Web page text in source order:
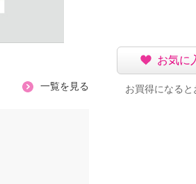
一覧を見る
お気に
お買得になる